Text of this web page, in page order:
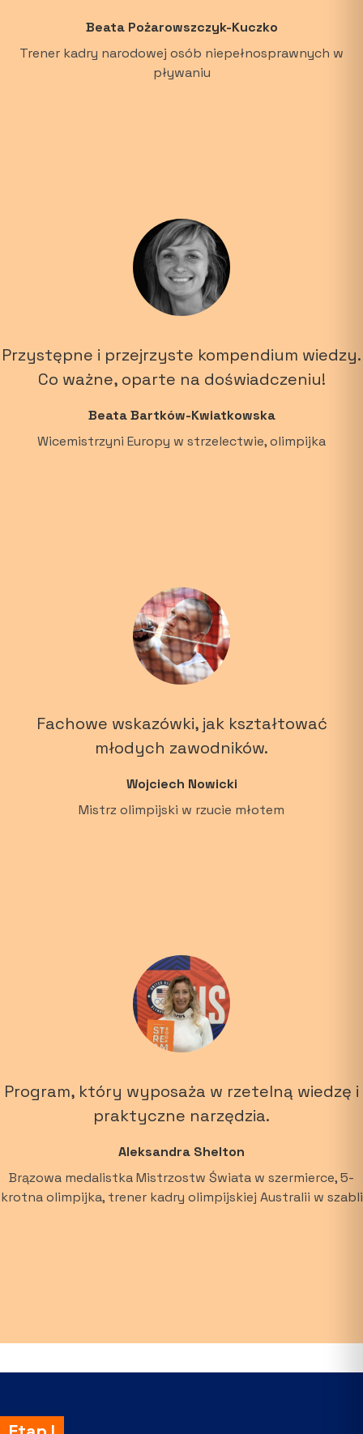
Beata Pożarowszczyk-Kuczko
Trener kadry narodowej osób niepełnosprawnych w
pływaniu
Przystępne i przejrzyste kompendium wiedzy.
Co ważne, oparte na doświadczeniu!
Beata Bartków-Kwiatkowska
Wicemistrzyni Europy w strzelectwie, olimpijka
Fachowe wskazówki, jak kształtować
młodych zawodników.
Wojciech Nowicki
Mistrz olimpijski w rzucie młotem
Program, który wyposaża w rzetelną wiedzę i
praktyczne narzędzia.
Aleksandra Shelton
Brązowa medalistka Mistrzostw Świata w szermierce, 5-
krotna olimpijka, trener kadry olimpijskiej Australii w szabli